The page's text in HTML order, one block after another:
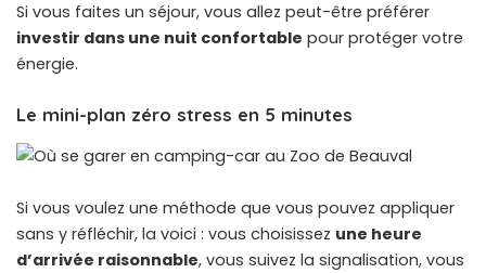
Si vous faites un séjour, vous allez peut-être préférer
investir dans une nuit confortable pour protéger votre
énergie.
Le mini-plan zéro stress en 5 minutes
Si vous voulez une méthode que vous pouvez appliquer
sans y réfléchir, la voici : vous choisissez une heure
d’arrivée raisonnable, vous suivez la signalisation, vous